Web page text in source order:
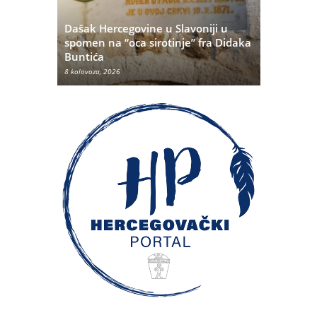
Dašak Hercegovine u Slavoniji u
spomen na “oca sirotinje” fra Didaka
Buntića
8 kolovoza, 2026